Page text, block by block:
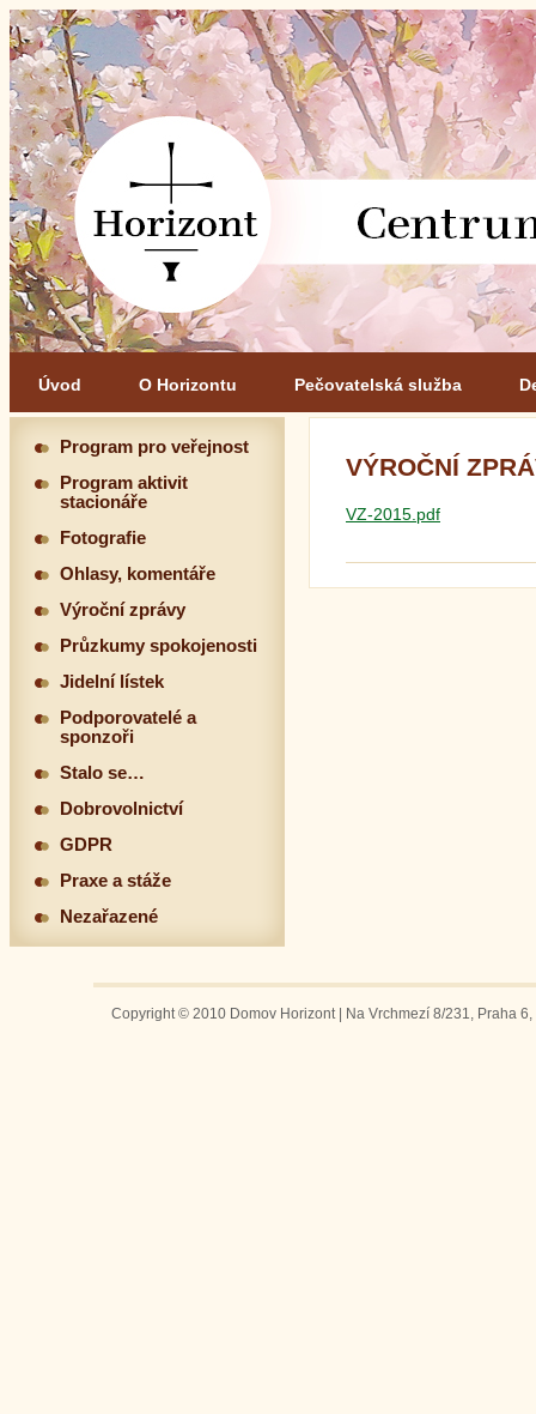
Úvod O Horizontu Pečovatelská služba
VÝROČNÍ
VZ-2015.pdf
Program pro veřejnost
Program aktivit
stacionáře
Fotografie
Ohlasy, komentáře
Výroční zprávy
Průzkumy spokojenosti
Jidelní lístek
Podporovatelé a
sponzoři
Stalo se…
Dobrovolnictví
GDPR
Praxe a stáže
Nezařazené
Copyright © 2010 Domov Horizont | Na Vrchmezí 8/231, Praha